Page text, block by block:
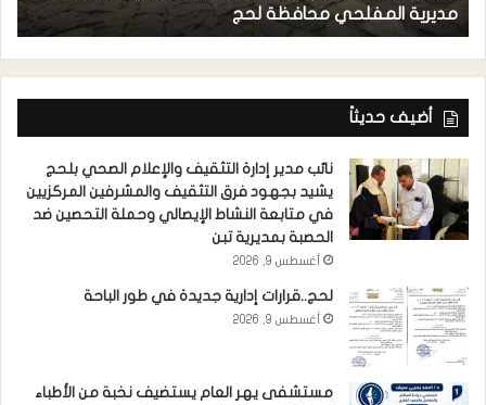
مديرية المفلحي محافظة لحج
أضيف حديثاً
نائب مدير إدارة التثقيف والإعلام الصحي بلحج
يشيد بجهود فرق التثقيف والمشرفين المركزيين
في متابعة النشاط الإيصالي وحملة التحصين ضد
الحصبة بمديرية تبن
أغسطس 9, 2026
لحج..قرارات إدارية جديدة في طور الباحة
أغسطس 9, 2026
مستشفى يهر العام يستضيف نخبة من الأطباء